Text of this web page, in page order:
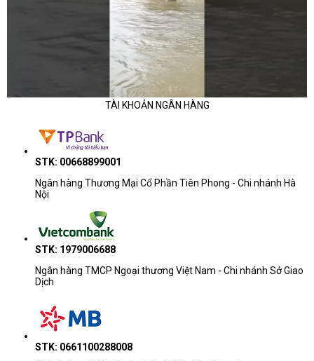
TÀI KHOẢN NGÂN HÀNG
STK: 00668899001
Ngân hàng Thương Mại Cổ Phần Tiên Phong - Chi nhánh Hà
Nội
STK: 1979006688
Ngân hàng TMCP Ngoại thương Việt Nam - Chi nhánh Sở Giao
Dịch
STK: 0661100288008